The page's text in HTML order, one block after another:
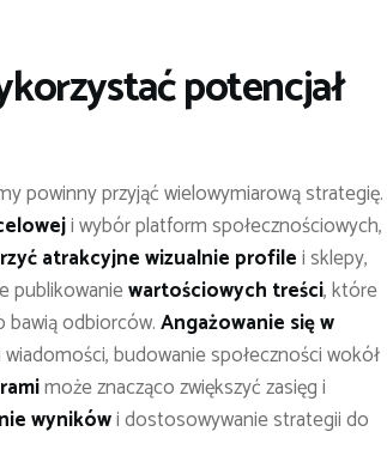
potencjał
powinny przyjąć wielowymiarową strategię.
i wybór platform społecznościowych,
atrakcyjne wizualnie profilei sklepy,
publikowaniewartościowych treści, które
bawią odbiorców.Angażowanie się w
budowanie społeczności wokół
może znacząco zwiększyć zasięg i
wynikówi dostosowywanie strategii do